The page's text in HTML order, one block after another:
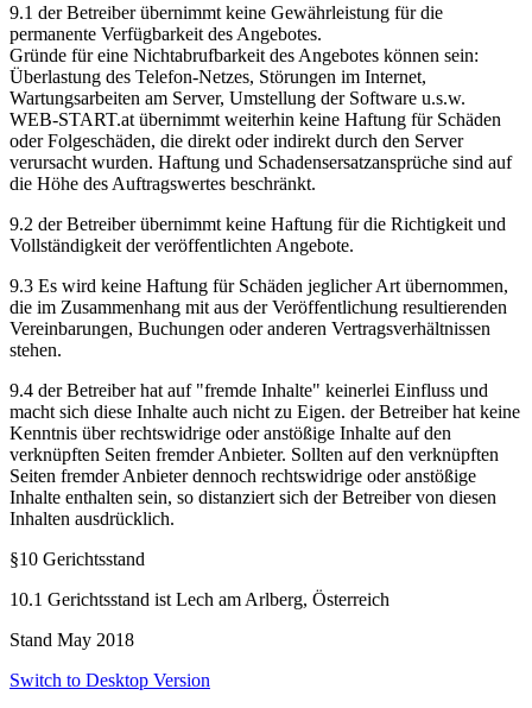
9.1 der Betreiber übernimmt keine Gewährleistung für die
permanente Verfügbarkeit des Angebotes.
Gründe für eine Nichtabrufbarkeit des Angebotes können sein:
Überlastung des Telefon-Netzes, Störungen im Internet,
Wartungsarbeiten am Server, Umstellung der Software u.s.w.
WEB-START.at übernimmt weiterhin keine Haftung für Schäden
oder Folgeschäden, die direkt oder indirekt durch den Server
verursacht wurden. Haftung und Schadensersatzansprüche sind auf
die Höhe des Auftragswertes beschränkt.
9.2 der Betreiber übernimmt keine Haftung für die Richtigkeit und
Vollständigkeit der veröffentlichten Angebote.
9.3 Es wird keine Haftung für Schäden jeglicher Art übernommen,
die im Zusammenhang mit aus der Veröffentlichung resultierenden
Vereinbarungen, Buchungen oder anderen Vertragsverhältnissen
stehen.
9.4 der Betreiber hat auf "fremde Inhalte" keinerlei Einfluss und
macht sich diese Inhalte auch nicht zu Eigen. der Betreiber hat keine
Kenntnis über rechtswidrige oder anstößige Inhalte auf den
verknüpften Seiten fremder Anbieter. Sollten auf den verknüpften
Seiten fremder Anbieter dennoch rechtswidrige oder anstößige
Inhalte enthalten sein, so distanziert sich der Betreiber von diesen
Inhalten ausdrücklich.
§10 Gerichtsstand
10.1 Gerichtsstand ist Lech am Arlberg, Österreich
Stand May 2018
Switch to Desktop Version